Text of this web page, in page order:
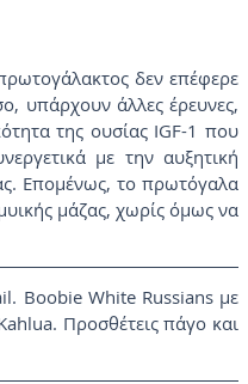
υπάρχουν άλλες έρευνες,
της ουσίας IGF-1 που
με την αυξητική
Επομένως, το πρωτόγαλα
μάζας, χωρίς όμως να
Προσθέτεις πάγο και